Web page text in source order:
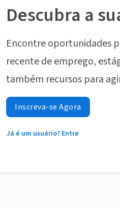
Descubra a
Encontre oportunidades
recente de emprego,
também recursos para
Inscreva-se Agora
Já é um usuário? Entre